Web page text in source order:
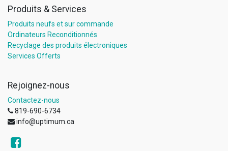
Produits & Services
Produits neufs et sur commande
Ordinateurs Reconditionnés
Recyclage des produits électroniques
Services Offerts
Rejoignez-nous
Contactez-nous
819-690-6734
info@uptimum.ca